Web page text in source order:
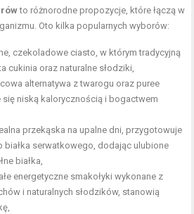
to różnorodne propozycje, które łączą w
Oto kilka popularnych wyborów:
czekoladowe ciasto, w którym tradycyjną
cukinia oraz naturalne słodziki,
alternatywa z twarogu oraz puree
niską kalorycznością i bogactwem
przekąska na upalne dni, przygotowuje
białka serwatkowego, dodając ulubione
białka,
energetyczne smakołyki wykonane z
i naturalnych słodzików, stanowią